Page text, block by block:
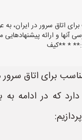
اتاق سرور در ایران،
* **کیف
برای اتاق سرور
که در ادامه به